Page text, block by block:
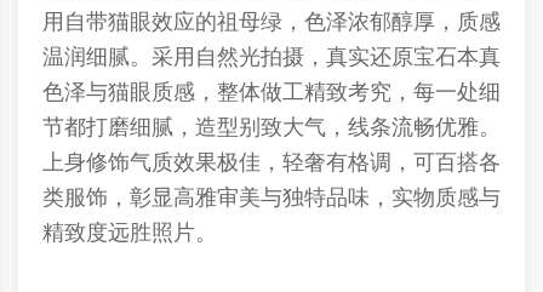
用自带猫眼效应的祖母绿，色泽浓郁醇厚，质感
温润细腻。采用自然光拍摄，真实还原宝石本真
色泽与猫眼质感，整体做工精致考究，每一处细
节都打磨细腻，造型别致大气，线条流畅优雅。
上身修饰气质效果极佳，轻奢有格调，可百搭各
类服饰，彰显高雅审美与独特品味，实物质感与
精致度远胜照片。